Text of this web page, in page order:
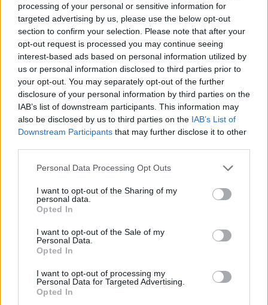
processing of your personal or sensitive information for
targeted advertising by us, please use the below opt-out
section to confirm your selection. Please note that after your
opt-out request is processed you may continue seeing
interest-based ads based on personal information utilized by
us or personal information disclosed to third parties prior to
your opt-out. You may separately opt-out of the further
disclosure of your personal information by third parties on the
IAB’s list of downstream participants. This information may
also be disclosed by us to third parties on the IAB’s List of
Downstream Participants that may further disclose it to other
Personal Data Processing Opt Outs
I want to opt-out of the Sharing of my
personal data.
Opted In
I want to opt-out of the Sale of my
Personal Data.
Opted In
I want to opt-out of processing my
Personal Data for Targeted Advertising.
Opted In
Alma riparte da Ivano Falchi
Con l'apertura dei tesseramenti dei calciatori a partire dall'1 luglio,
inizia ufficialmente la stagione 2026-27 e per le squadre di
Promozione girone B arrivano anche le chiusure delle trattative…
Coppa Italia: gli accoppiamenti dei 16esimi di
5 Ago 2026